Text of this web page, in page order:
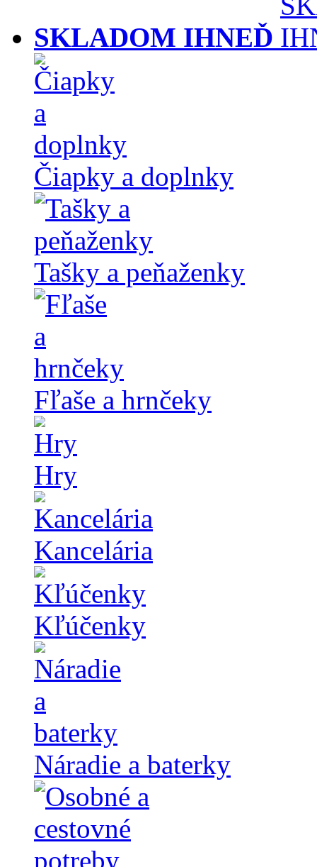
SKLADOM IHNEĎ
Čiapky a doplnky
Tašky a peňaženky
Fľaše a hrnčeky
Hry
Kancelária
Kľúčenky
Náradie a baterky